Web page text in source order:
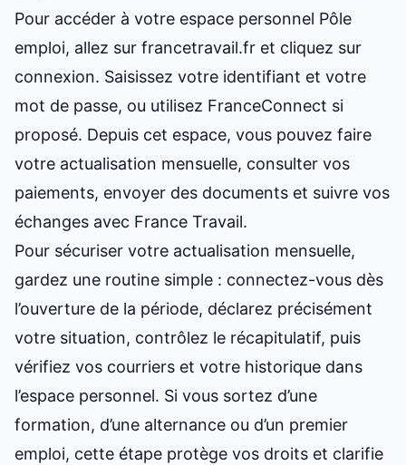
Pour accéder à votre espace personnel Pôle
emploi, allez sur francetravail.fr et cliquez sur
connexion. Saisissez votre identifiant et votre
mot de passe, ou utilisez FranceConnect si
proposé. Depuis cet espace, vous pouvez faire
votre actualisation mensuelle, consulter vos
paiements, envoyer des documents et suivre vos
échanges avec France Travail.
Pour sécuriser votre actualisation mensuelle,
gardez une routine simple : connectez-vous dès
l’ouverture de la période, déclarez précisément
votre situation, contrôlez le récapitulatif, puis
vérifiez vos courriers et votre historique dans
l’espace personnel. Si vous sortez d’une
formation, d’une alternance ou d’un premier
emploi, cette étape protège vos droits et clarifie